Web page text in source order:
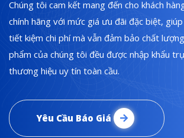
Chúng tôi cam kết mang đến cho khách
chính hãng với mức giá ưu đãi đặc biệt,
tiết kiệm chi phí mà vẫn đảm bảo chất
phẩm của chúng tôi đều được nhập khẩu
thương hiệu uy tín toàn cầu.
Yêu Cầu Báo Giá